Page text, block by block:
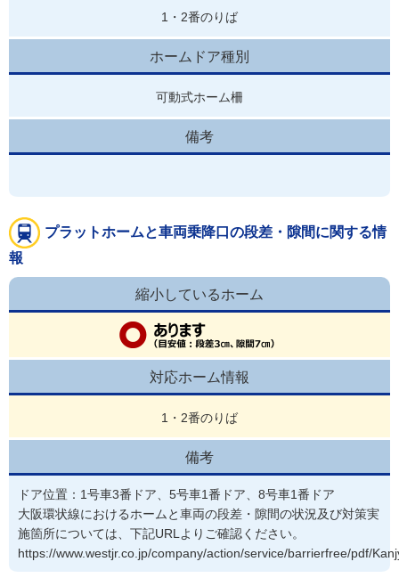
1・2番のりば
ホームドア種別
可動式ホーム柵
備考
プラットホームと車両乗降口の段差・隙間に関する情
報
縮小しているホーム
対応ホーム情報
1・2番のりば
備考
ドア位置：1号車3番ドア、5号車1番ドア、8号車1番ドア
大阪環状線におけるホームと車両の段差・隙間の状況及び対策実
施箇所については、下記URLよりご確認ください。
https://www.westjr.co.jp/company/action/service/barrierfree/pdf/